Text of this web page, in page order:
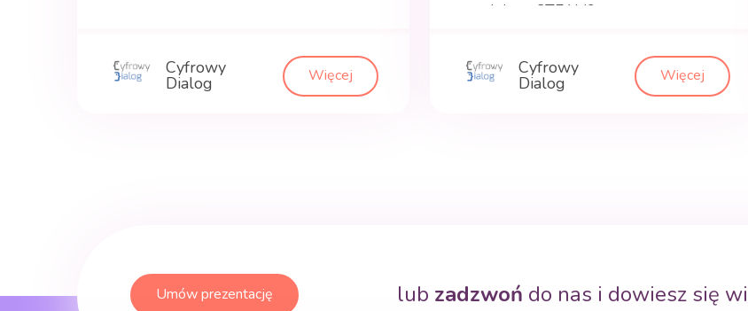
Cyfrowy
Dialog Więcej
zgodnie ze STEAM?
Cyfrowy
Dialog Więcej
Umów prezentację lub zadzwoń do nas i dowiesz się